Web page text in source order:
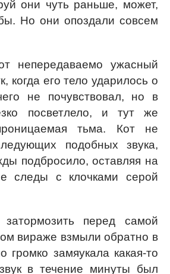
они чуть раньше, может,
Но они опоздали совсем
непередаваемо ужасный
когда его тело ударилось о
не почувствовал, но в
посветлело, и тут же
тьма. Кот не
подобных звука,
подбросило, оставляя на
следы с клочками серой
перед самой
вираже взмыли обратно в
громко замяукала какая-то
в течение минуты был